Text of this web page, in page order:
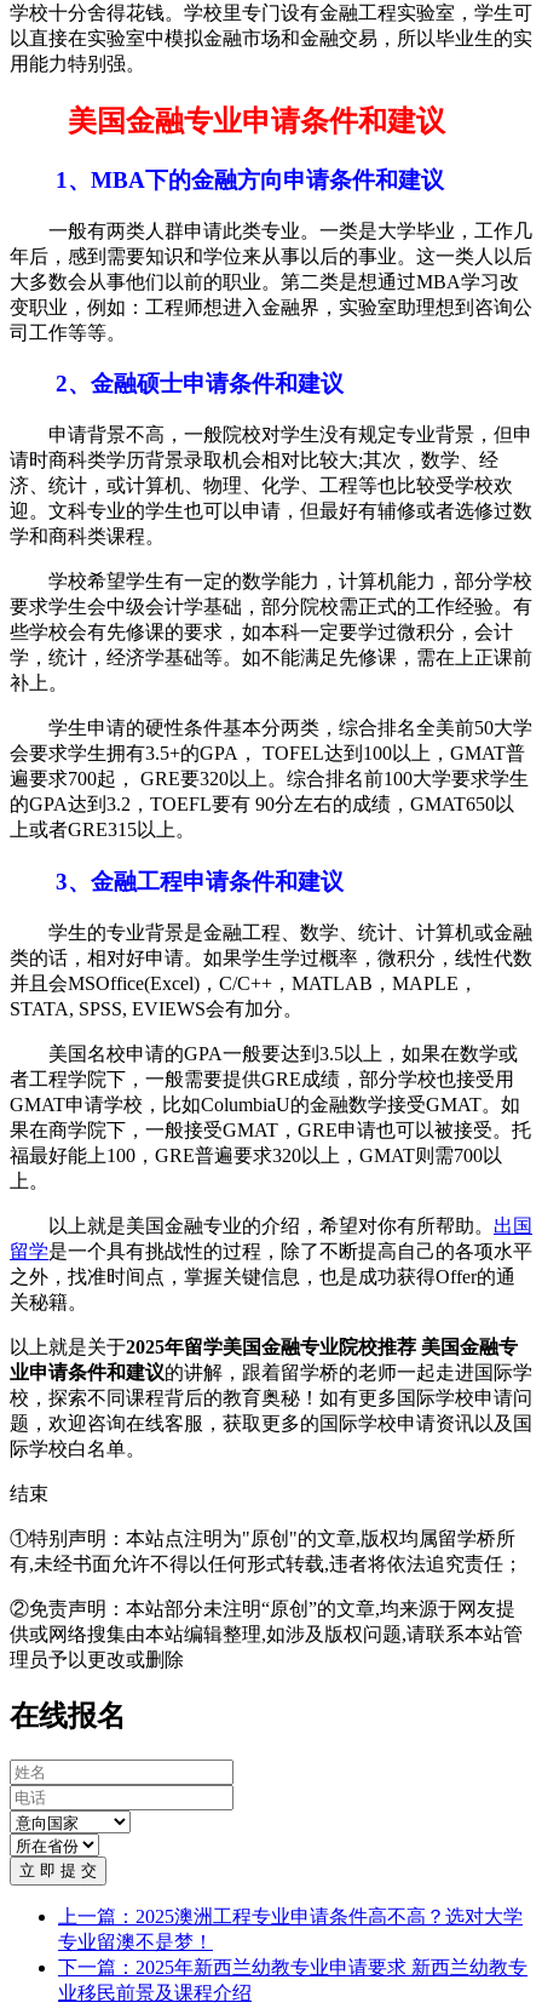
学校十分舍得花钱。学校里专门设有金融工程实验室，学生可
以直接在实验室中模拟金融市场和金融交易，所以毕业生的实
用能力特别强。
美国金融专业申请条件和建议
1、MBA下的金融方向申请条件和建议
一般有两类人群申请此类专业。一类是大学毕业，工作几
年后，感到需要知识和学位来从事以后的事业。这一类人以后
大多数会从事他们以前的职业。第二类是想通过MBA学习改
变职业，例如：工程师想进入金融界，实验室助理想到咨询公
司工作等等。
2、金融硕士申请条件和建议
申请背景不高，一般院校对学生没有规定专业背景，但申
请时商科类学历背景录取机会相对比较大;其次，数学、经
济、统计，或计算机、物理、化学、工程等也比较受学校欢
迎。文科专业的学生也可以申请，但最好有辅修或者选修过数
学和商科类课程。
学校希望学生有一定的数学能力，计算机能力，部分学校
要求学生会中级会计学基础，部分院校需正式的工作经验。有
些学校会有先修课的要求，如本科一定要学过微积分，会计
学，统计，经济学基础等。如不能满足先修课，需在上正课前
补上。
学生申请的硬性条件基本分两类，综合排名全美前50大学
会要求学生拥有3.5+的GPA， TOFEL达到100以上，GMAT普
遍要求700起， GRE要320以上。综合排名前100大学要求学生
的GPA达到3.2，TOEFL要有 90分左右的成绩，GMAT650以
上或者GRE315以上。
3、金融工程申请条件和建议
学生的专业背景是金融工程、数学、统计、计算机或金融
类的话，相对好申请。如果学生学过概率，微积分，线性代数
并且会MSOffice(Excel)，C/C++，MATLAB，MAPLE，
STATA, SPSS, EVIEWS会有加分。
美国名校申请的GPA一般要达到3.5以上，如果在数学或
者工程学院下，一般需要提供GRE成绩，部分学校也接受用
GMAT申请学校，比如ColumbiaU的金融数学接受GMAT。如
果在商学院下，一般接受GMAT，GRE申请也可以被接受。托
福最好能上100，GRE普遍要求320以上，GMAT则需700以
上。
以上就是美国金融专业的介绍，希望对你有所帮助。 出国
留学是一个具有挑战性的过程，除了不断提高自己的各项水平
之外，找准时间点，掌握关键信息，也是成功获得Offer的通
关秘籍。
以上就是关于2025年留学美国金融专业院校推荐 美国金融专
业申请条件和建议的讲解，跟着留学桥的老师一起走进国际学
校，探索不同课程背后的教育奥秘！如有更多国际学校申请问
题，欢迎咨询在线客服 ，获取更多的国际学校申请资讯以及国
际学校白名单。
结束
①特别声明：本站点注明为"原创"的文章,版权均属留学桥所
有,未经书面允许不得以任何形式转载,违者将依法追究责任；
②免责声明：本站部分未注明“原创”的文章,均来源于网友提
供或网络搜集由本站编辑整理,如涉及版权问题,请联系本站管
理员予以更改或删除
在线报名
立 即 提 交
上一篇：2025澳洲工程专业申请条件高不高？选对大学
专业留澳不是梦！
下一篇：2025年新西兰幼教专业申请要求 新西兰幼教专
业移民前景及课程介绍